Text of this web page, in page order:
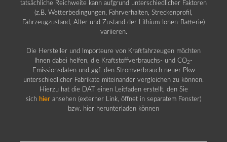
tatsächliche Reichweite kann aufgrund unterschiedlicher Faktoren
(z.B. Wetterbedingungen, Fahrverhalten, Streckenprofil,
Fahrzeugzustand, Alter und Zustand der Lithium-Ionen-Batterie)
variieren.
Die Hersteller und Importeure von Kraftfahrzeugen möchten
Ihnen dabei helfen, die Kraftstoffverbrauchs- und CO2 -
Emissionsdaten und ggf. den Stromverbrauch neuer Pkw
unterschiedlicher Fabrikate miteinander vergleichen zu können.
Hierzu hat die DAT einen Leitfaden erstellt, den Sie
sich hier ansehen (externer Link, öffnet in separatem Fenster)
bzw. hier herunterladen können